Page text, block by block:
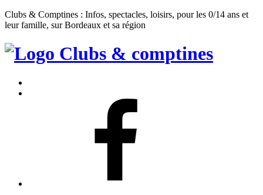
Clubs & Comptines : Infos, spectacles, loisirs, pour les 0/14 ans et
leur famille, sur Bordeaux et sa région
Clubs
Comptines